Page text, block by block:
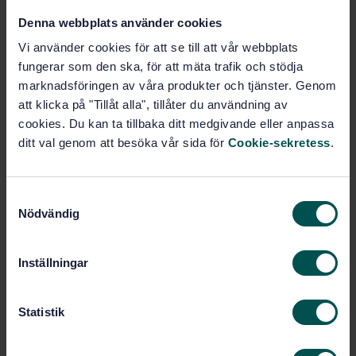
Denna webbplats använder cookies
Vi använder cookies för att se till att vår webbplats
fungerar som den ska, för att mäta trafik och stödja
marknadsföringen av våra produkter och tjänster. Genom
att klicka på "Tillåt alla", tillåter du användning av
cookies. Du kan ta tillbaka ditt medgivande eller anpassa
ditt val genom att besöka vår sida för Cookie-sekretess.
Nödvändig
Inställningar
Statistik
Speciell utrustning (01.080.20)
Köp denna standard
Grafiska symboler - säkerhetsskyltar -
Prenumerera på standarden - Läs mer
1 420 SEK
PDF